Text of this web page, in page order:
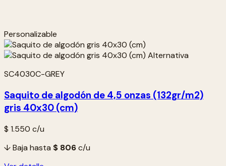
Personalizable
SC4030C-GREY
Saquito de algodón de 4,5 onzas (132gr/m2)
gris 40x30 (cm)
$ 1.550 c/u
↓ Baja hasta $ 806c/u